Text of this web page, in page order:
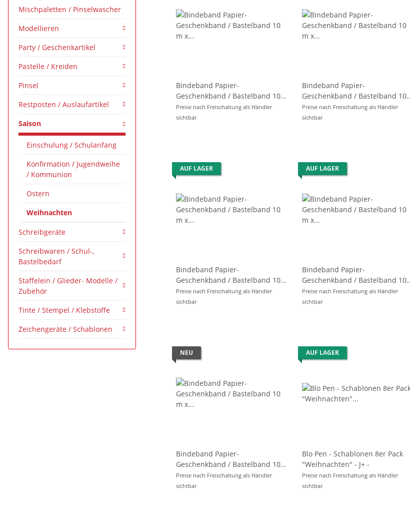
Bindeband Papier-
Geschenkband / Bastelband 10
m x Ø 2mm - ROT -
Preise nach Freischaltung als Händler
sichtbar
Bindeband Papier-
Geschenkband / Bastelband 10
m x Ø 2mm - ALTROSA -
Preise nach Freischaltung als Händler
sichtbar
AUF LAGER
Bindeband Papier-
Geschenkband / Bastelband 10
m x Ø 2mm - RAUCHBLAU -
Preise nach Freischaltung als Händler
sichtbar
AUF LAGER
Bindeband Papier-
Geschenkband / Bastelband 10
m x Ø 2mm - SCHWARZ -
Preise nach Freischaltung als Händler
sichtbar
NEU
Bindeband Papier-
Geschenkband / Bastelband 10
m x Ø 2mm - WEISS / ROT -
Preise nach Freischaltung als Händler
sichtbar
AUF LAGER
Blo Pen - Schablonen 8er Pack
"Weihnachten" - J+ -
Preise nach Freischaltung als Händler
sichtbar
Mischpaletten / Pinselwascher
Modellieren
Party / Geschenkartikel
Pastelle / Kreiden
Pinsel
Restposten / Auslaufartikel
Saison
Einschulung / Schulanfang
Konfirmation / Jugendweihe
/ Kommunion
Ostern
Weihnachten
Schreibgeräte
Schreibwaren / Schul-,
Bastelbedarf
Staffelein / Glieder- Modelle /
Zubehör
Tinte / Stempel / Klebstoffe
Zeichengeräte / Schablonen